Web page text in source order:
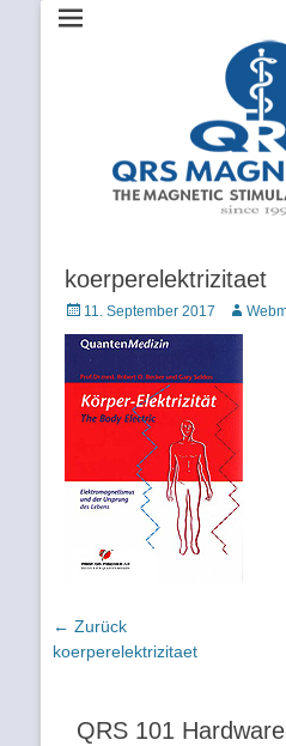
The Magnetic Stimulation
koerperelektrizitaet
Veröffentlicht
am
11. September 2017 Autor
Beitragsnavigation
← Zurück
Vorhergehender
koerperelektrizitaet
QRS 101